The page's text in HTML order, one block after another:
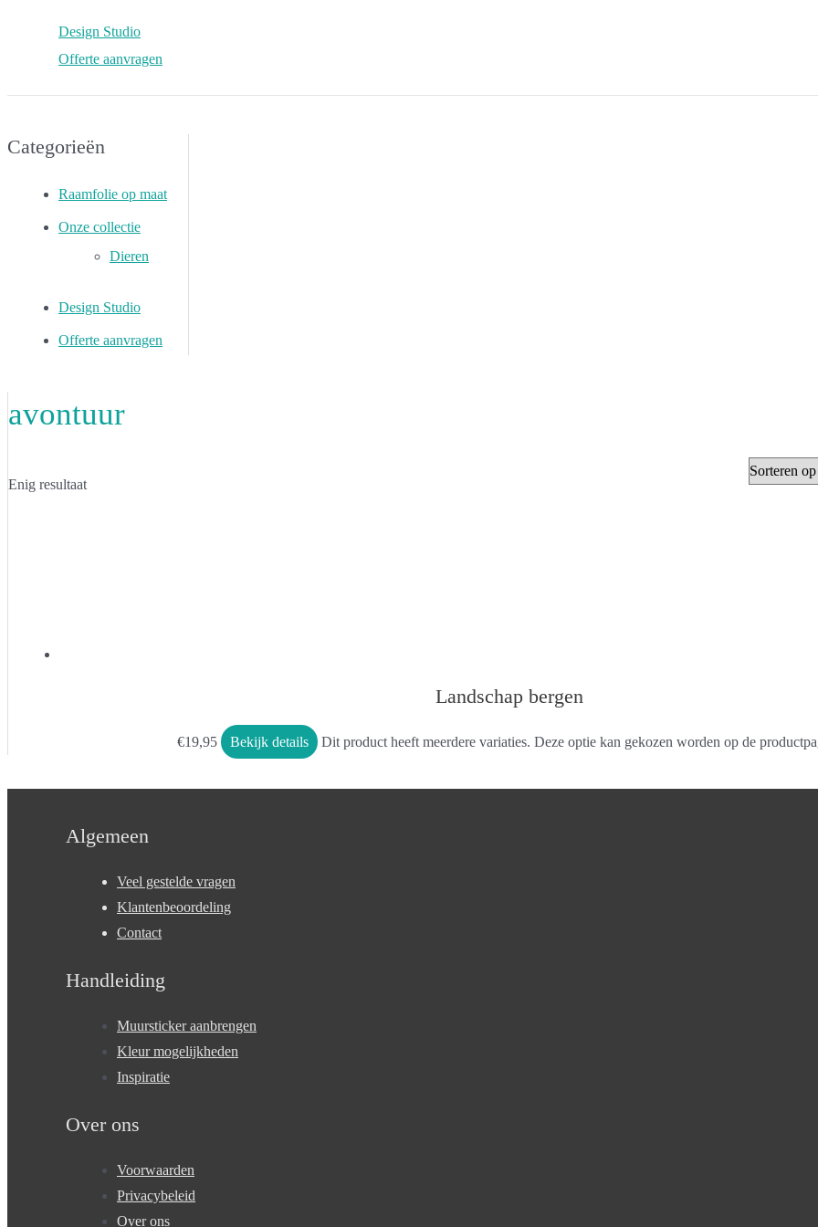
Design Studio
Offerte aanvragen
Categorieën
Raamfolie op maat
Onze collectie
Dieren
Design Studio
Offerte aanvragen
avontuur
Enig resultaat
Landschap bergen
€19,95 Bekijk details Dit product heeft meerdere variaties. Deze optie kan gekozen worden op de
Algemeen
Veel gestelde vragen
Klantenbeoordeling
Contact
Handleiding
Muursticker aanbrengen
Kleur mogelijkheden
Inspiratie
Over ons
Voorwaarden
Privacybeleid
Over ons